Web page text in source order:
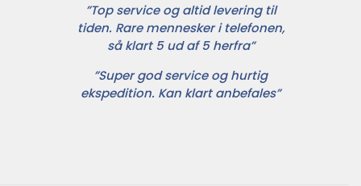
”Top service og altid levering til
tiden. Rare mennesker i telefonen,
så klart 5 ud af 5 herfra”
”Super god service og hurtig
ekspedition. Kan klart anbefales”